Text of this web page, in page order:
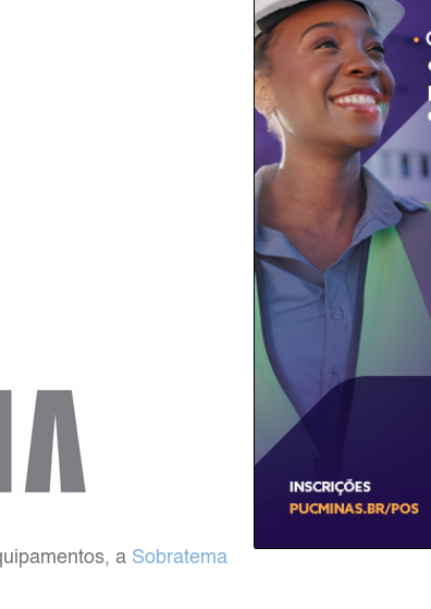
a Sobratema